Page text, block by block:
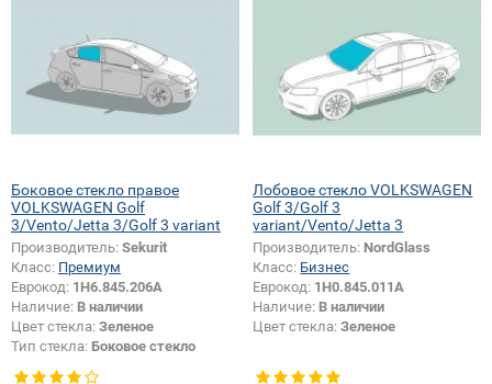
Боковое стекло правое
VOLKSWAGEN Golf
3/Vento/Jetta 3/Golf 3 variant
Производитель: Sekurit
Класс: Премиум
Еврокод: 1H6.845.206A
Наличие: В наличии
Цвет стекла: Зеленое
Тип стекла: Боковое стекло
Лобовое стекло VOLKSWAGEN
Golf 3/Golf 3
variant/Vento/Jetta 3
Производитель: NordGlass
Класс: Бизнес
Еврокод: 1H0.845.011A
Наличие: В наличии
Цвет стекла:Зеленое